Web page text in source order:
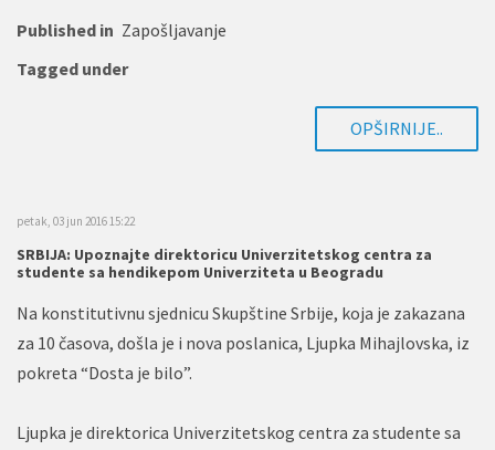
Published in Zapošljavanje
Tagged under
OPŠIRNIJE..
petak, 03 jun 2016 15:22
SRBIJA: Upoznajte direktoricu Univerzitetskog centra za
studente sa hendikepom Univerziteta u Beogradu
Na konstitutivnu sjednicu Skupštine Srbije, koja je zakazana
za 10 časova, došla je i nova poslanica, Ljupka Mihajlovska, iz
pokreta “Dosta je bilo”.
Ljupka je direktorica Univerzitetskog centra za studente sa